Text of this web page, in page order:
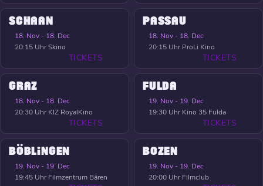
SCHAAN
18. Nov - 18. Dec
20:15 UhrSkino
TICKETS
PASSAU
18. Nov - 18. Dec
20:15 Uhr ProLi Kino
TICKETS
GRAZ
18. Nov - 18. Dec
20:30 Uhr KIZ RoyalKino
TICKETS
FULDA
19. Nov - 19. Dec
19:30 Uhr Kino 35 Fulda
TICKETS
BÖBLINGEN
19. Nov - 19. Dec
19:45 Uhr Filmzentrum Bären
BOZEN
19. Nov - 19. Dec
20:00 Uhr Filmclub